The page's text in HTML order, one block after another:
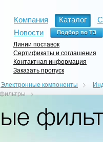
Компания Каталог
Новости
Линии поставок
Сертификаты и соглашения
Контактная информация
Заказать пропуск
Электронные компоненты